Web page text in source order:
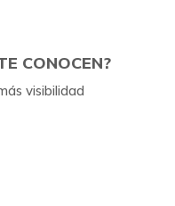
CONOCEN?
visibilidad